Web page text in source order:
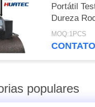
Portátil
Dureza
6508 Astm
Magnético
MOQ:1PCS
CONTATO
populares